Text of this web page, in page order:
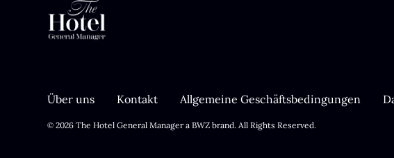
Über uns Kontakt Allgemeine Geschäftsbedingungen
© 2026 The Hotel General Manager aBWZOpens new window
brand. All Rights Reserved.